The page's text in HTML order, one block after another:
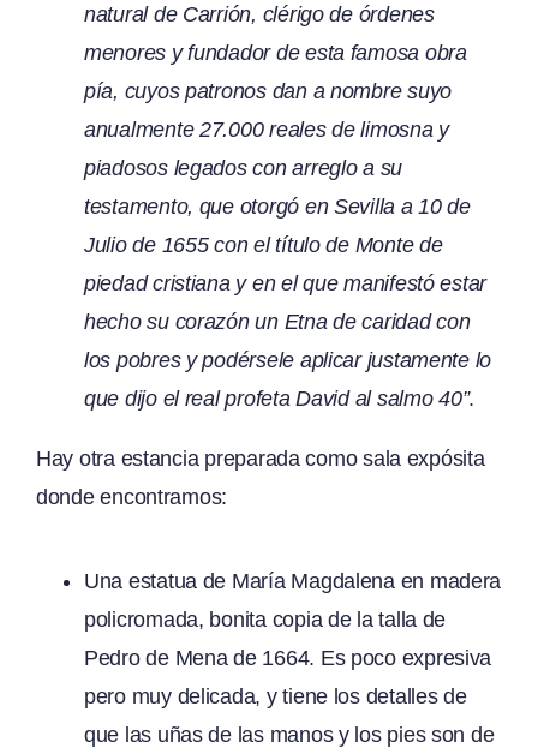
natural de Carrión, clérigo de órdenes
menores y fundador de esta famosa obra
pía, cuyos patronos dan a nombre suyo
anualmente 27.000 reales de limosna y
piadosos legados con arreglo a su
testamento, que otorgó en Sevilla a 10 de
Julio de 1655 con el título de Monte de
piedad cristiana y en el que manifestó estar
hecho su corazón un Etna de caridad con
los pobres y podérsele aplicar justamente lo
que dijo el real profeta David al salmo 40”.
Hay otra estancia preparada como sala expósita
donde encontramos:
Una estatua de María Magdalena en madera
policromada, bonita copia de la talla de
Pedro de Mena de 1664. Es poco expresiva
pero muy delicada, y tiene los detalles de
que las uñas de las manos y los pies son de